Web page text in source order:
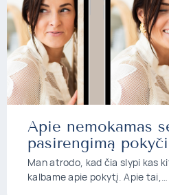
Apie nemokamas
pasirengimą
Man atrodo, kad čia slypi kas
kalbame apie pokytį. Apie tai,…